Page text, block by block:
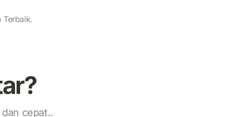
Terbaik.
cepat..